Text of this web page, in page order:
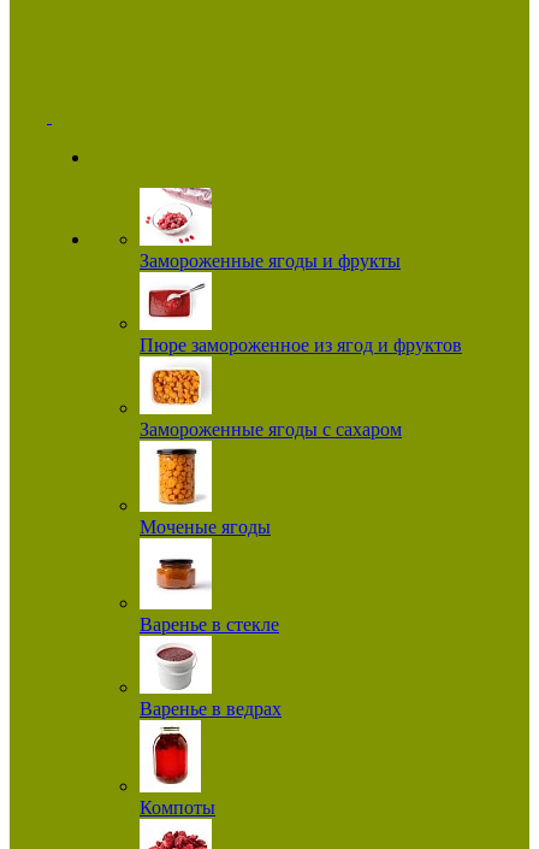
Замороженные ягоды и фрукты
Пюре замороженное из ягод и фруктов
Замороженные ягоды с сахаром
Моченые ягоды
Варенье в стекле
Варенье в ведрах
Компоты